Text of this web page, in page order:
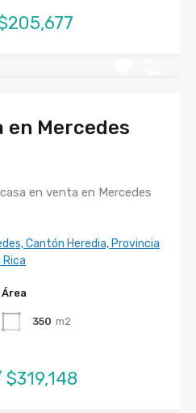
en Mercedes
en venta en Mercedes
Cantón Heredia, Provincia
Área
350 m2